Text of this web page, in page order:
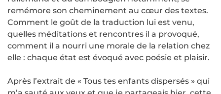
remémore son cheminement au cœur des textes.
Comment le goût de la traduction lui est venu,
quelles méditations et rencontres il a provoqué,
comment il a nourri une morale de la relation chez
elle : chaque état est évoqué avec poésie et plaisir.
Après l’extrait de « Tous tes enfants dispersés » qui